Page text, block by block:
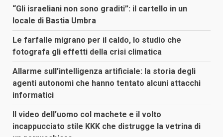
“Gli israeliani non sono graditi”: il cartello in un
locale di Bastia Umbra
Le farfalle migrano per il caldo, lo studio che
fotografa gli effetti della crisi climatica
Allarme sull’intelligenza artificiale: la storia degli
agenti autonomi che hanno tentato alcuni attacchi
informatici
Il video dell’uomo col machete e il volto
incappucciato stile KKK che distrugge la vetrina di